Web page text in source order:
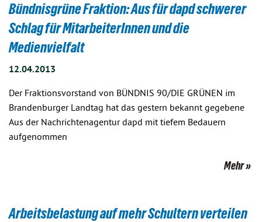
Bündnisgrüne Fraktion: Aus für dapd schwerer
Schlag für MitarbeiterInnen und die
Medienvielfalt
12.04.2013
Der Fraktionsvorstand von BÜNDNIS 90/DIE GRÜNEN im
Brandenburger Landtag hat das gestern bekannt gegebene
Aus der Nachrichtenagentur dapd mit tiefem Bedauern
aufgenommen
Mehr
Arbeitsbelastung auf mehr Schultern verteilen